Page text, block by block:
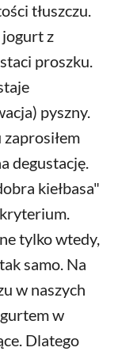
tłuszczu.
jogurt z
proszku.
pyszny.
degustację.
kiełbasa"
tylko wtedy,
samo. Na
w naszych
w
Dlatego